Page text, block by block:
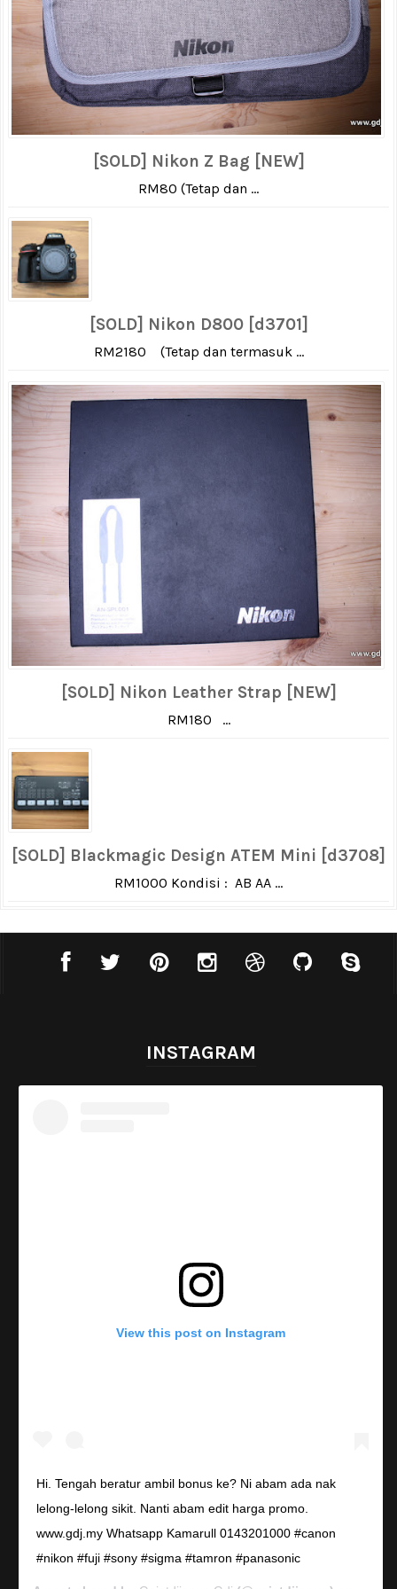
[SOLD] Nikon Z Bag [NEW]
RM80 (Tetap dan ...
[SOLD] Nikon D800 [d3701]
RM2180 (Tetap dan termasuk ...
[SOLD] Nikon Leather Strap [NEW]
RM180 ...
[SOLD] Blackmagic Design ATEM Mini [d3708]
RM1000 Kondisi : AB AA ...
INSTAGRAM
View this post on Instagram
Hi. Tengah beratur ambil bonus ke? Ni abam ada nak
lelong-lelong sikit. Nanti abam edit harga promo.
www.gdj.my Whatsapp Kamarull 0143201000 #canon
#nikon #fuji #sony #sigma #tamron #panasonic